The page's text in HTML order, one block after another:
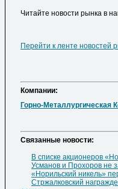
Читайте новости рынка в
Перейти к ленте новостей
Компании:
Горно-Металлургическая
Cвязанные новости:
В списке акционеров
Усманов и Прохоров не
«Норильский никель»
Стржалковский